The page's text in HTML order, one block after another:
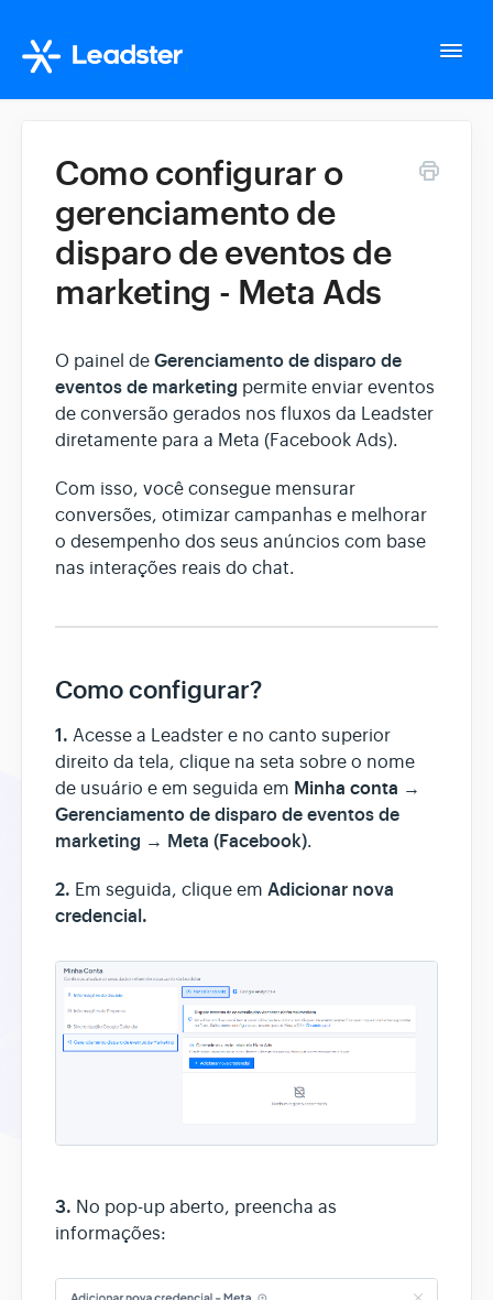
Configurações da conta
Whatsapp Suite
Gerencie seus Leads
Integração
Assistente AI
Como configurar o
gerenciamento de
disparo de eventos de
marketing - Meta Ads
O painel de Gerenciamento de disparo de
eventos de marketing permite enviar eventos
de conversão gerados nos fluxos da Leadster
diretamente para a Meta (Facebook Ads).
Com isso, você consegue mensurar
conversões, otimizar campanhas e melhorar
o desempenho dos seus anúncios com base
nas interações reais do chat.
Como configurar?
1. Acesse a Leadster e no canto superior
direito da tela, clique na seta sobre o nome
de usuário e em seguida em Minha conta →
Gerenciamento de disparo de eventos de
marketing → Meta (Facebook).
2. Em seguida, clique em Adicionar nova
credencial.
3. No pop-up aberto, preencha as
informações: